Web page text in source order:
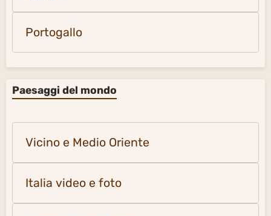
Portogallo
Paesaggi del mondo
Vicino e Medio Oriente
Italia video e foto